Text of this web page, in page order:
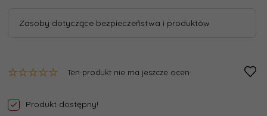
Zasoby dotyczące bezpieczeństwa i produktów
Ten produkt nie ma jeszcze ocen
Produkt dostępny!